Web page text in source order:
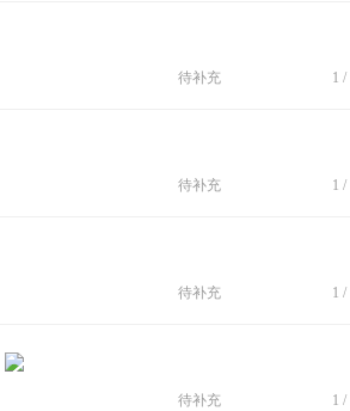
待补充 1 /
待补充 1 /
待补充 1 /
待补充 1 /